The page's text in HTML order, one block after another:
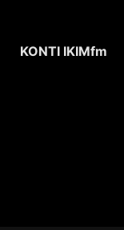
KONTI IKIMfm